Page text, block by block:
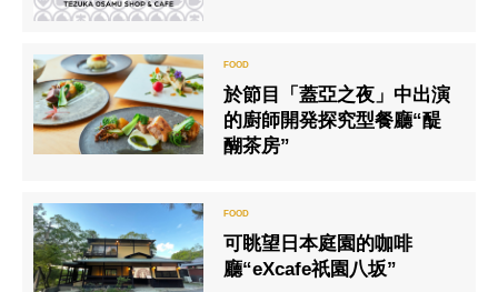
於節目「蓋亞之夜」中出演
的廚師開発探究型餐廳“醍
醐茶房”
可眺望日本庭園的咖啡
廳“eXcafe祇園八坂”